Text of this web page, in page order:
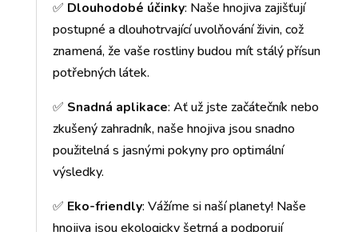
✅ Dlouhodobé účinky: Naše hnojiva zajišťují
postupné a dlouhotrvající uvolňování živin, což
znamená, že vaše rostliny budou mít stálý přísun
potřebných látek.
✅ Snadná aplikace: Ať už jste začátečník nebo
zkušený zahradník, naše hnojiva jsou snadno
použitelná s jasnými pokyny pro optimální
výsledky.
✅ Eko-friendly: Vážíme si naší planety! Naše
hnojiva jsou ekologicky šetrná a podporují